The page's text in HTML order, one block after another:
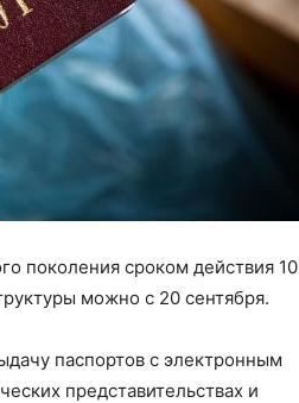
поколения сроком действия 10
можно с 20 сентября.
паспортов с электронным
представительствах и